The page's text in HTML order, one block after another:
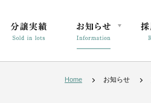
Home お知らせ